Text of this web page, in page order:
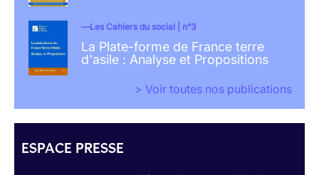
Les Cahiers du social | n°3
La Plate-forme de France terre
d'asile : Analyse et Propositions
> Voir toutes nos publications
ESPACE PRESSE